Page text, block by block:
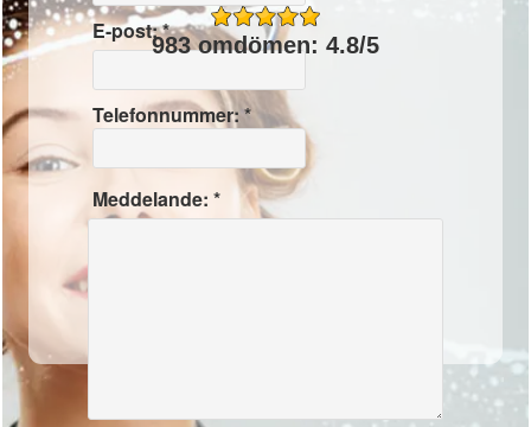
E-post: *
Telefonnummer: *
Meddelande: *
983 omdömen: 4.8/5